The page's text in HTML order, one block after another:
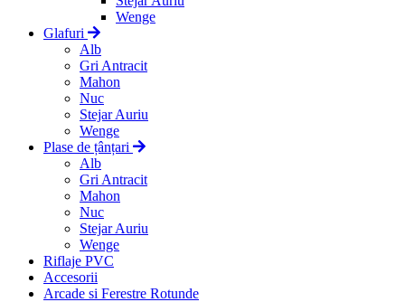
Wenge
Glafuri
Alb
Gri Antracit
Mahon
Nuc
Stejar Auriu
Wenge
Plase de țânțari
Alb
Gri Antracit
Mahon
Nuc
Stejar Auriu
Wenge
Riflaje PVC
Accesorii
Arcade si Ferestre Rotunde